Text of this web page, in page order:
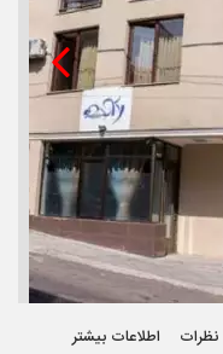
نظرات اطلاعات بیشتر